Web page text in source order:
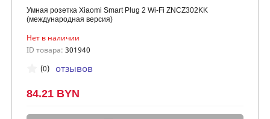
Умная розетка Xiaomi Smart Plug 2 Wi-Fi ZNCZ302KK
(международная версия)
Нет в наличии
ID товара: 301940
(0) отзывов
84.21 BYN